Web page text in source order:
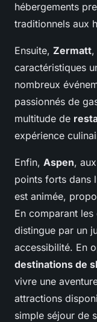
hébergements
traditionnels aux
Ensuite, Zermatt,
caractéristiques
nombreux
passionnés de
multitude de
expérience
Enfin, Aspen,
points forts dans
est animée,
En comparant
distingue par un
accessibilité. En
destinations de
vivre une
attractions
simple séjour de